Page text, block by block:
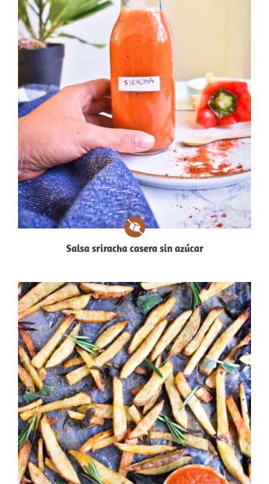
Salsa sriracha casera sin azúcar